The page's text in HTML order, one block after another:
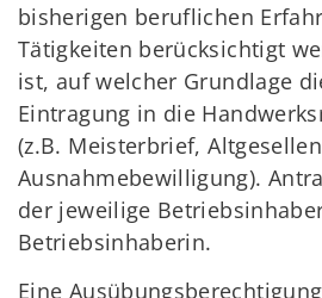
bisherigen beruflichen
Tätigkeiten berücksichtigt
ist, auf welcher Grundlage
Eintragung in die
(z.B. Meisterbrief,
Ausnahmebewilligung).
der jeweilige
Betriebsinhaberin.
Eine